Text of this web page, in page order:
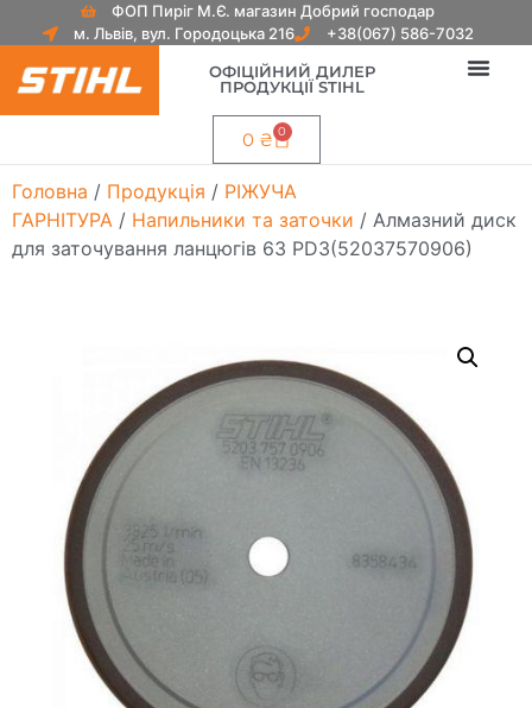
ФОП Пиріг М.Є. магазин Добрий господар
м. Львів, вул. Городоцька 216
+38(067) 586-7032
ОФІЦІЙНИЙ ДИЛЕР
ПРОДУКЦІЇ STIHL
0 ₴ 0
Головна / Продукція / РІЖУЧА
ГАРНІТУРА / Напильники та заточки / Алмазний диск
для заточування ланцюгів 63 PD3(52037570906)